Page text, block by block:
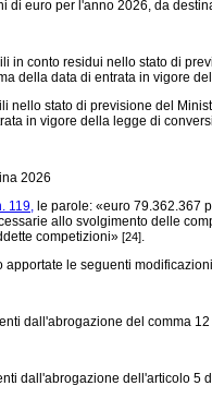
euro per l'anno 2026, da
conto residui nello stato di
della data di entrata in vigore
stato di previsione del
in vigore della legge di
2026
119, le parole: «euro 79.362.367
allo svolgimento delle
competizioni» [24].
apportate le seguenti
dall'abrogazione del comma
dall'abrogazione dell'articolo 5